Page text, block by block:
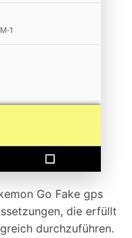
Go Fake gps
die erfüllt
durchzuführen.